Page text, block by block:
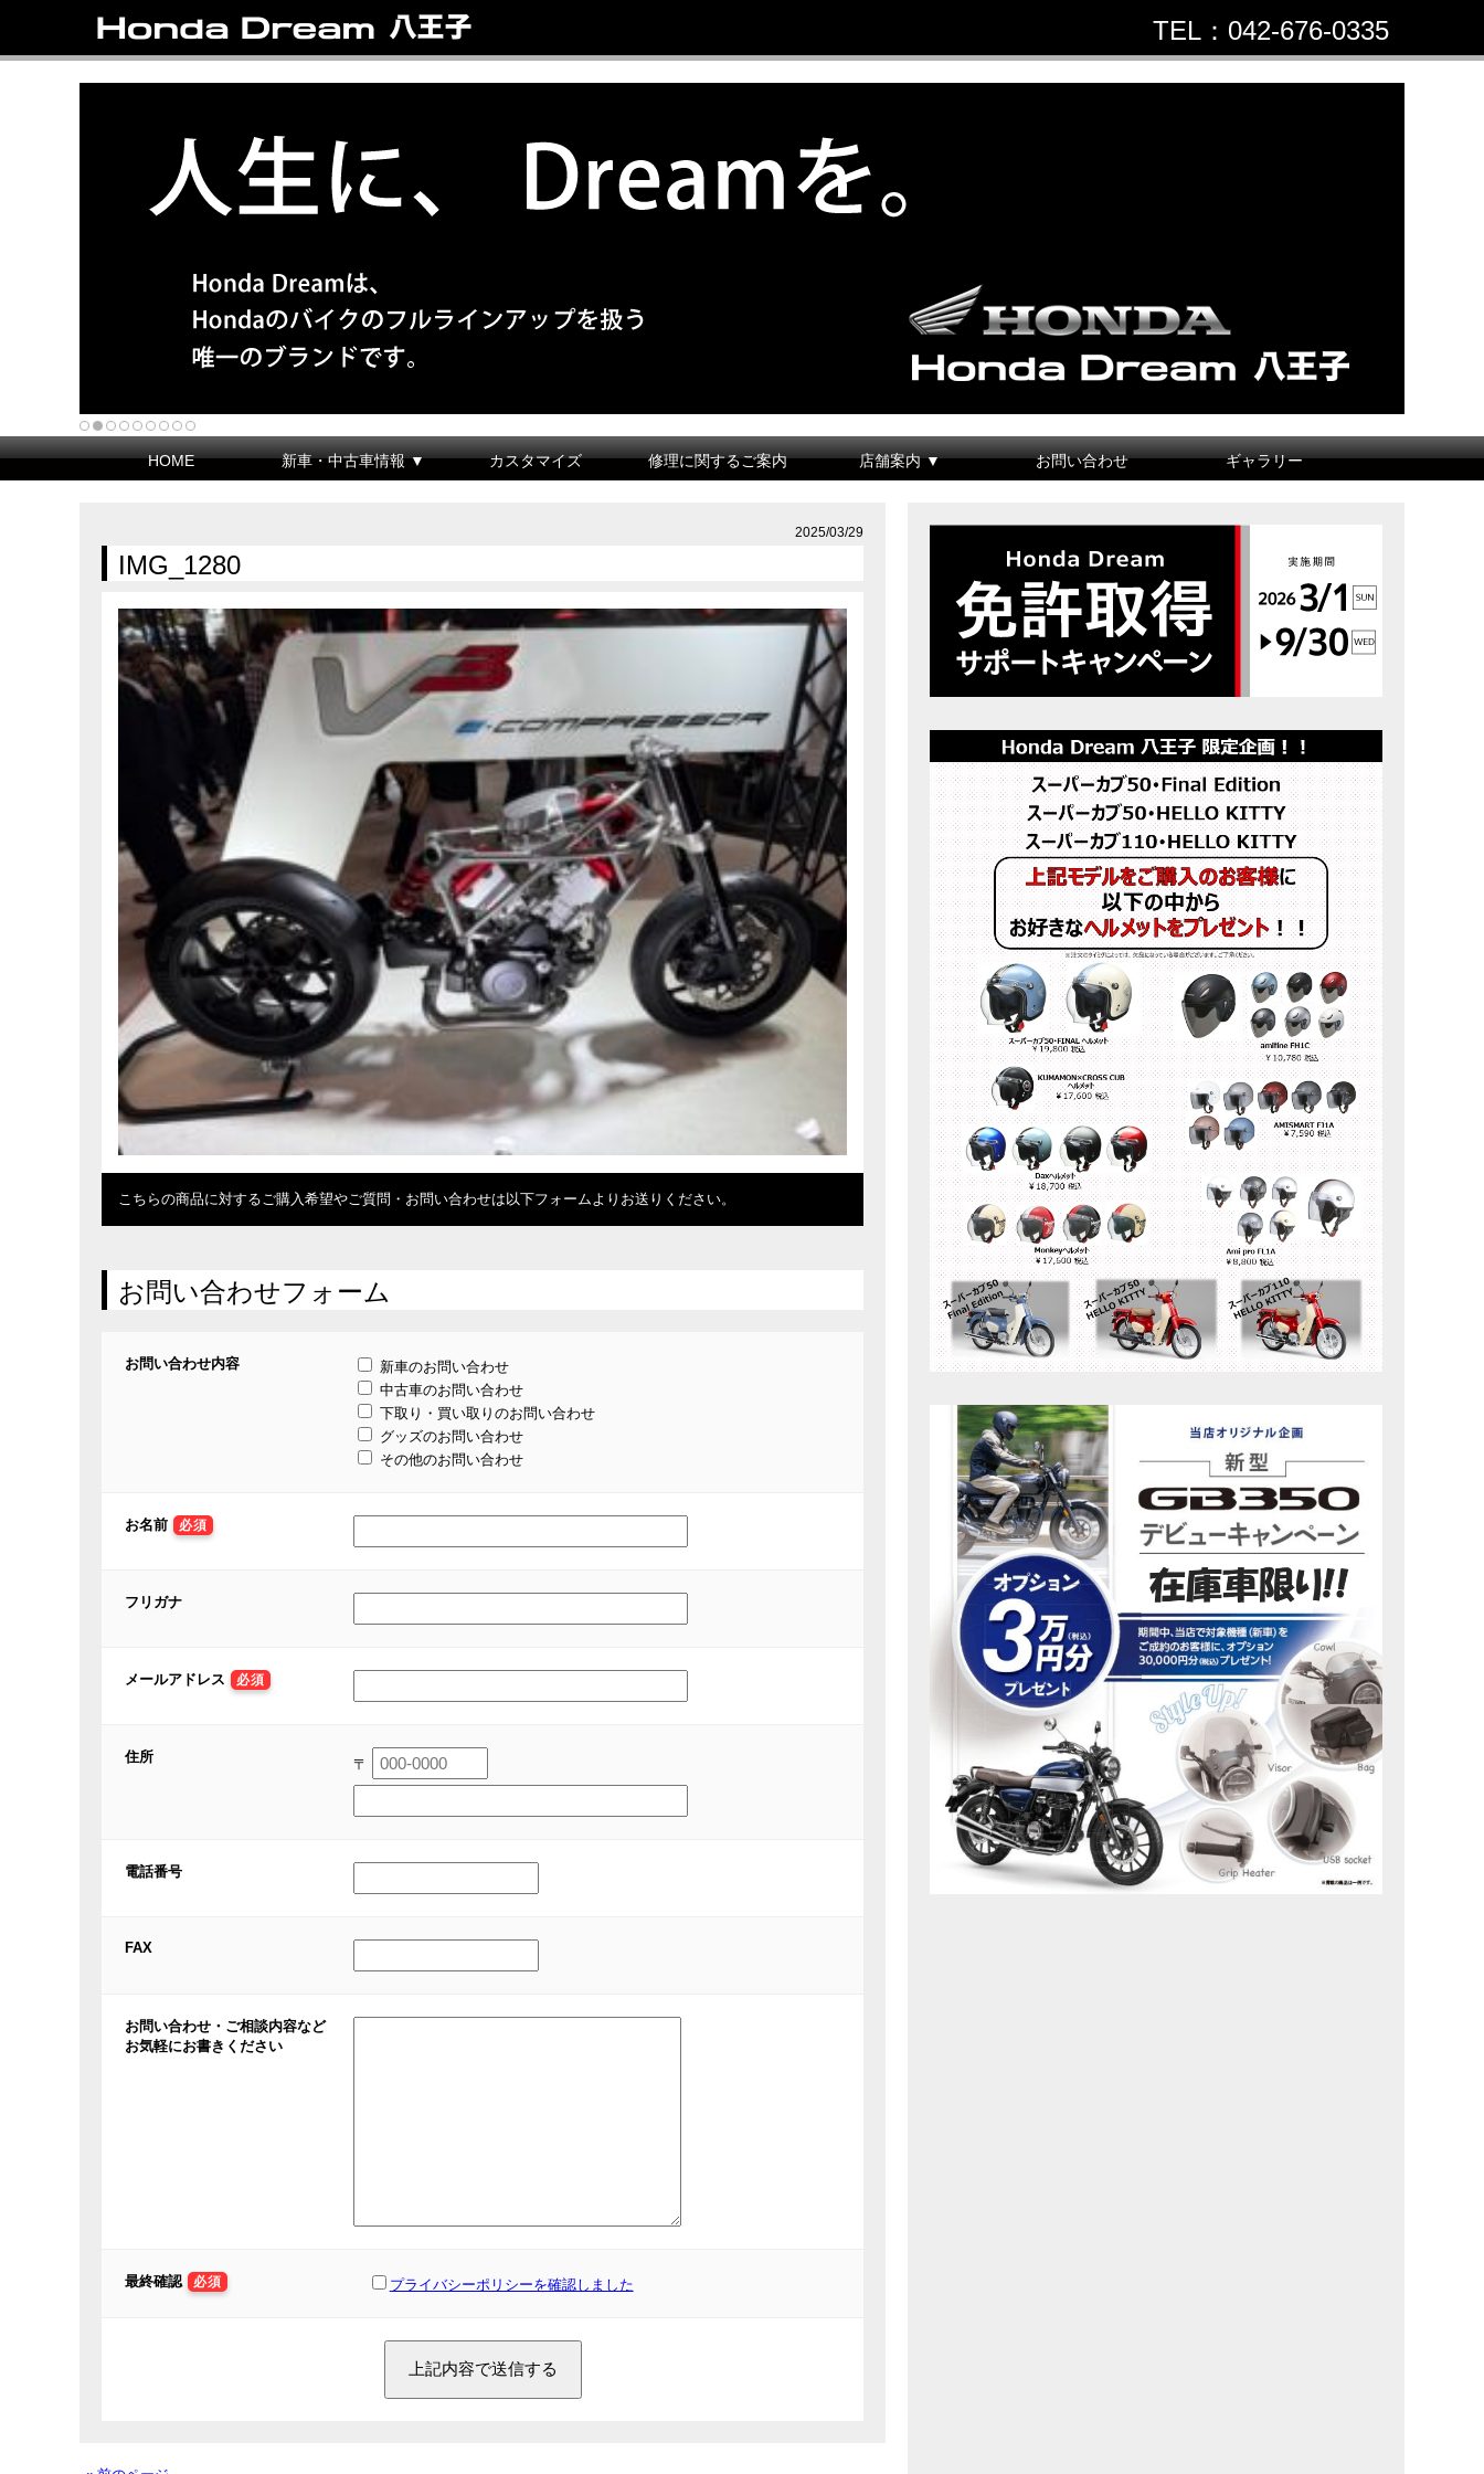
TEL：042-676-0335
HOME 新車・中古車情報 ▼ カスタマイズ 修理に関するご案内 店舗案内 ▼ お問い合わせ ギャラリー
2025/03/29
IMG_1280
こちらの商品に対するご購入希望やご質問・お問い合わせは以下フォームよりお送りください。
お問い合わせフォーム
お問い合わせ内容
新車のお問い合わせ
中古車のお問い合わせ
下取り・買い取りのお問い合わせ
グッズのお問い合わせ
その他のお問い合わせ
お名前 必須
フリガナ
メールアドレス 必須
住所 〒
電話番号
FAX
お問い合わせ・ご相談内容など
お気軽にお書きください
最終確認 必須 プライバシーポリシーを確認しました